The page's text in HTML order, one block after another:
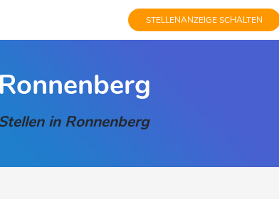
STELLENANZEIGE SCHALTEN
in Ronnenberg